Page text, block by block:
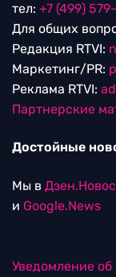
тел: +7 (499)
Для общих
Редакция RTVI:
Маркетинг/PR:
Реклама RTVI:
Партнерские
Достойные
Мы в
и Google.News
Уведомление